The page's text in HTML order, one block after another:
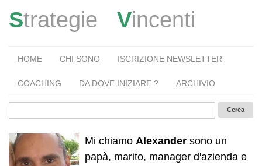
Strategie Vincenti
HOME CHI SONO ISCRIZIONE NEWSLETTER
COACHING DA DOVE INIZIARE ? ARCHIVIO
Mi chiamo Alexander sono un
papà, marito, manager d'azienda e